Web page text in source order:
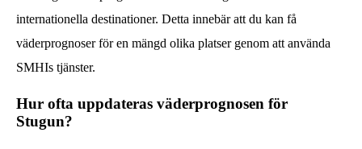
internationella destinationer. Detta innebär att du kan få
väderprognoser för en mängd olika platser genom att använda
SMHIs tjänster.
Hur ofta uppdateras väderprognosen för
Stugun?